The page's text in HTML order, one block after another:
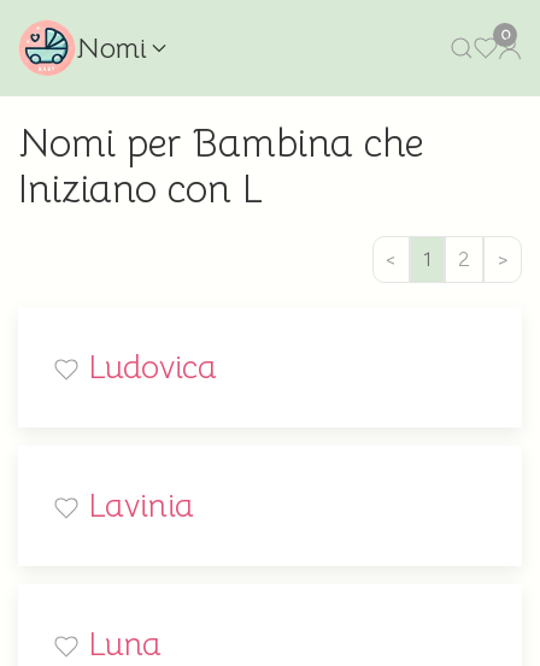
Nomi 0
Nomi per Bambina che
Iniziano con L
< 1 2 >
Ludovica
Lavinia
Luna